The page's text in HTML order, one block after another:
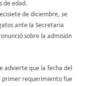
de edad.
de diciembre, se
ante la Secretaría
sobre la admisión
advierte que la fecha del
primer requerimiento fue